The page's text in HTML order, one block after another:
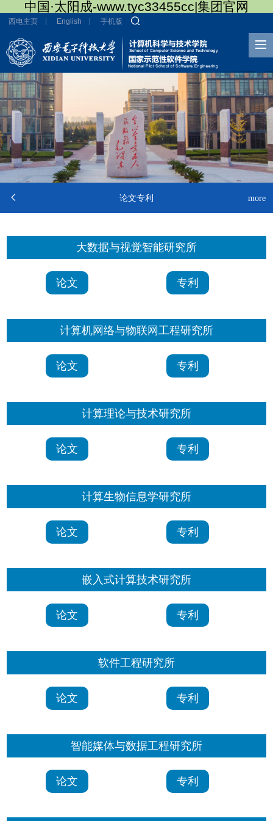
中国·太阳成-www.tyc33455cc|集团官网
西电主页 English 手机版
 论文专利 more
大数据与视觉智能研究所
论文 专利
计算机网络与物联网工程研究所
论文 专利
计算理论与技术研究所
论文 专利
计算生物信息学研究所
论文 专利
嵌入式计算技术研究所
论文 专利
软件工程研究所
论文 专利
智能媒体与数据工程研究所
论文 专利